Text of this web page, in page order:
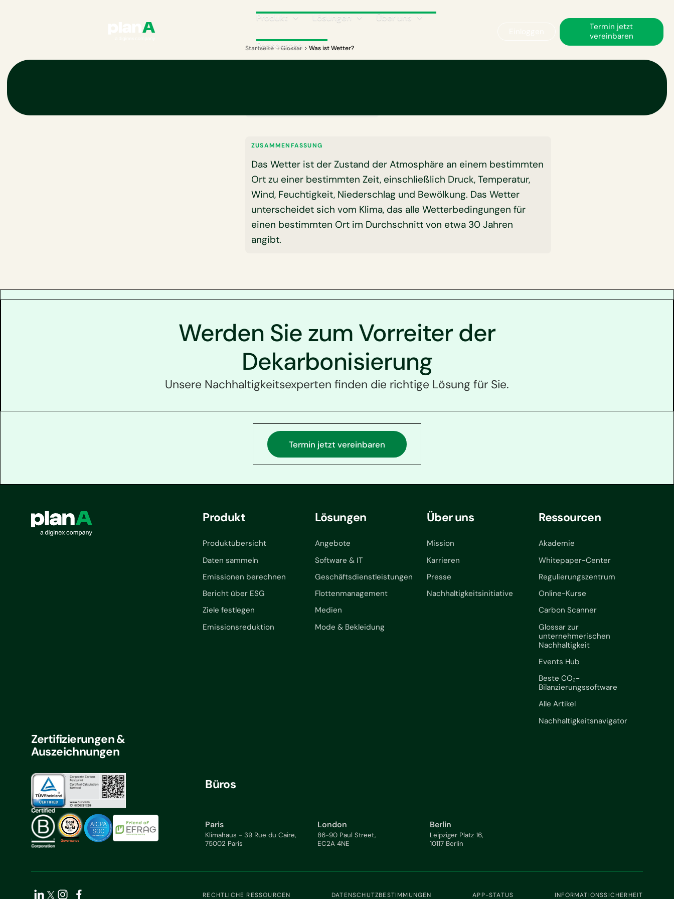
Produkt Lösungen Über uns
Ressourcen
Termin jetzt
vereinbaren
Startseite Glossar Was ist Wetter?
ZUSAMMENFASSUNG
Das Wetter ist der Zustand der Atmosphäre an einem bestimmten
Ort zu einer bestimmten Zeit, einschließlich Druck, Temperatur,
Wind, Feuchtigkeit, Niederschlag und Bewölkung. Das Wetter
unterscheidet sich vom Klima, das alle Wetterbedingungen für
einen bestimmten Ort im Durchschnitt von etwa 30 Jahren
angibt.
Werden Sie zum Vorreiter der
Dekarbonisierung
Unsere Nachhaltigkeitsexperten finden die richtige Lösung für Sie.
Termin jetzt vereinbaren
Produkt
Produktübersicht
Daten sammeln
Emissionen berechnen
Bericht über ESG
Ziele festlegen
Emissionsreduktion
Lösungen
Angebote
Software & IT
Geschäftsdienstleistungen
Flottenmanagement
Medien
Mode & Bekleidung
Über uns
Mission
Karrieren
Presse
Nachhaltigkeitsinitiative
Ressourcen
Akademie
Whitepaper-Center
Regulierungszentrum
Online-Kurse
Carbon Scanner
Glossar zur
unternehmerischen
Nachhaltigkeit
Events Hub
Beste CO₂-
Bilanzierungssoftware
Alle Artikel
Nachhaltigkeitsnavigator
Zertifizierungen &
Auszeichnungen
Büros
Paris
Klimahaus - 39 Rue du Caire,
75002 Paris
London
86-90 Paul Street,
EC2A 4NE
Berlin
Leipziger Platz 16,
10117 Berlin
RECHTLICHE RESSOURCEN DATENSCHUTZBESTIMMUNGEN APP-STATUS INFORMATIONSSICHERHEIT